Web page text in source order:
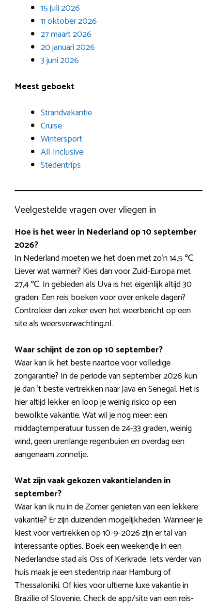
15 juli 2026
11 oktober 2026
27 maart 2026
20 januari 2026
3 juni 2026
Meest geboekt
Strandvakantie
Cruise
Wintersport
All-Inclusive
Stedentrips
Veelgestelde vragen over vliegen in
Hoe is het weer in Nederland op 10 september
2026?
In Nederland moeten we het doen met zo’n 14,5 ℃.
Liever wat warmer? Kies dan voor Zuid-Europa met
27,4 ℃. In gebieden als Uva is het eigenlijk altijd 30
graden. Een reis boeken voor over enkele dagen?
Controleer dan zeker even het weerbericht op een
site als weersverwachting.nl.
Waar schijnt de zon op 10 september?
Waar kan ik het beste naartoe voor volledige
zongarantie? In de periode van september 2026 kun
je dan ’t beste vertrekken naar Java en Senegal. Het is
hier altijd lekker en loop je weinig risico op een
bewolkte vakantie. Wat wil je nog meer: een
middagtemperatuur tussen de 24-33 graden, weinig
wind, geen urenlange regenbuien en overdag een
aangenaam zonnetje.
Wat zijn vaak gekozen vakantielanden in
september?
Waar kan ik nu in de Zomer genieten van een lekkere
vakantie? Er zijn duizenden mogelijkheden. Wanneer je
kiest voor vertrekken op 10-9-2026 zijn er tal van
interessante opties. Boek een weekendje in een
Nederlandse stad als Oss of Kerkrade. Iets verder van
huis maak je een stedentrip naar Hamburg of
Thessaloniki. Of kies voor ultieme luxe vakantie in
Brazilië of Slovenië. Check de app/site van een reis-